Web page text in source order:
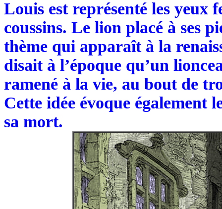
Louis est représenté les yeux
coussins. Le lion placé à ses
thème qui apparaît à la
disait à l’époque qu’un
ramené à la vie, au bout de
Cette idée évoque également
sa mort.